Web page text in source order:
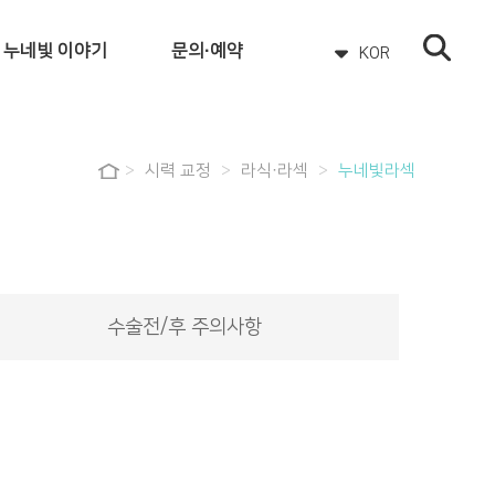
누네빛 이야기
자주 묻는 질문
문의·예약
이벤트
KOR
> 시력 교정 > 라식·라섹 > 누네빛라섹
수술전/후 주의사항